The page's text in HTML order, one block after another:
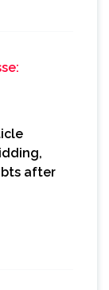
after